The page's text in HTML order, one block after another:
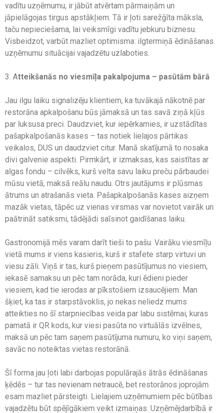
vadītu uzņēmumu, ir jābūt atvērtam pārmaiņām un
jāpielāgojas tirgus apstākļiem. Tā ir ļoti sarežģīta māksla,
taču nepieciešama, lai veiksmīgi vadītu jebkuru biznesu.
Visbeidzot, varbūt mazliet optimisma: ilgtermiņā ēdināšanas
uzņēmumu situācijai vajadzētu uzlaboties.
3. Atteikšanās no viesmīļa pakalpojuma – pasūtām bārā
Jau ilgu laiku signalizēju klientiem, ka tuvākajā nākotnē par
restorāna apkalpošanu būs jāmaksā un tas savā ziņā kļūs
par luksusa preci. Daudzviet, kur iepērkamies, ir uzstādītas
pašapkalpošanās kases – tas notiek lielajos pārtikas
veikalos, DUS un daudzviet citur. Manā skatījumā to nosaka
divi galvenie aspekti. Pirmkārt, ir izmaksas, kas saistītas ar
algas fondu – cilvēks, kurš velta savu laiku preču pārbaudei
mūsu vietā, maksā reālu naudu. Otrs jautājums ir plūsmas
ātrums un atrašanās vieta. Pašapkalpošanās kases aizņem
mazāk vietas, tāpēc uz vienas virsmas var novietot vairāk un
paātrināt satiksmi, tādējādi saīsinot gaidīšanas laiku.
Gastronomijā mēs varam darīt tieši to pašu. Vairāku viesmīļu
vietā mums ir viens kasieris, kurš ir stafete starp virtuvi un
viesu zāli. Viņš ir tas, kurš pieņem pasūtījumus no viesiem,
iekasē samaksu un pēc tam norāda, kuri ēdieni pieder
viesiem, kad tie ierodas ar pīkstošiem izsaucējiem. Man
šķiet, ka tas ir starpstāvoklis, jo nekas neliedz mums
atteikties no šī starpniecības veida par labu sistēmai, kuras
pamatā ir QR kods, kur viesi pasūta no virtuālās izvēlnes,
maksā un pēc tam saņem pasūtījuma numuru, ko viņi saņem,
savāc no noteiktas vietas restorānā.
Šī forma jau ļoti labi darbojas populārajās ātrās ēdināšanas
ķēdēs – tur tas nevienam netraucē, bet restorānos joprojām
esam mazliet pārsteigti. Lielajiem uzņēmumiem pēc būtības
vajadzētu būt spējīgākiem veikt izmaiņas. Uzņēmējdarbībā ir